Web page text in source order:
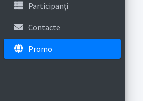
Participanți
Contacte
Promo